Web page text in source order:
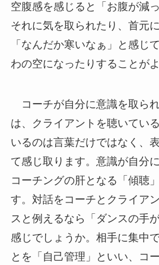
空腹感を感じると「お腹が減
それに気を取られたり、首元
「なんだか寒いなぁ」と感じ
わの空になったりすることが
コーチが自分に意識を取ら
は、クライアントを聴いてい
いるのは言葉だけではなく、
て感じ取ります。意識が自分
コーチングの肝となる「傾聴
す。対話をコーチとクライア
スと例えるなら「ダンスの手
感じでしょうか。相手に集中
とを「自己管理」といい、コ